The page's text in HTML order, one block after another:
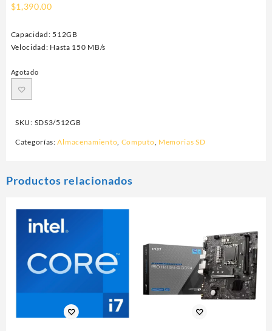
$1,390.00
Capacidad: 512GB
Velocidad: Hasta 150 MB/s
Agotado
SKU: SDS3/512GB
Categorías:Almacenamiento, Computo, Memorias SD
Productos relacionados